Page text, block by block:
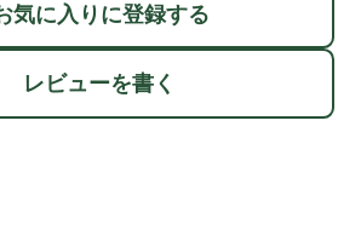
気に入りに登録する
レビューを書く